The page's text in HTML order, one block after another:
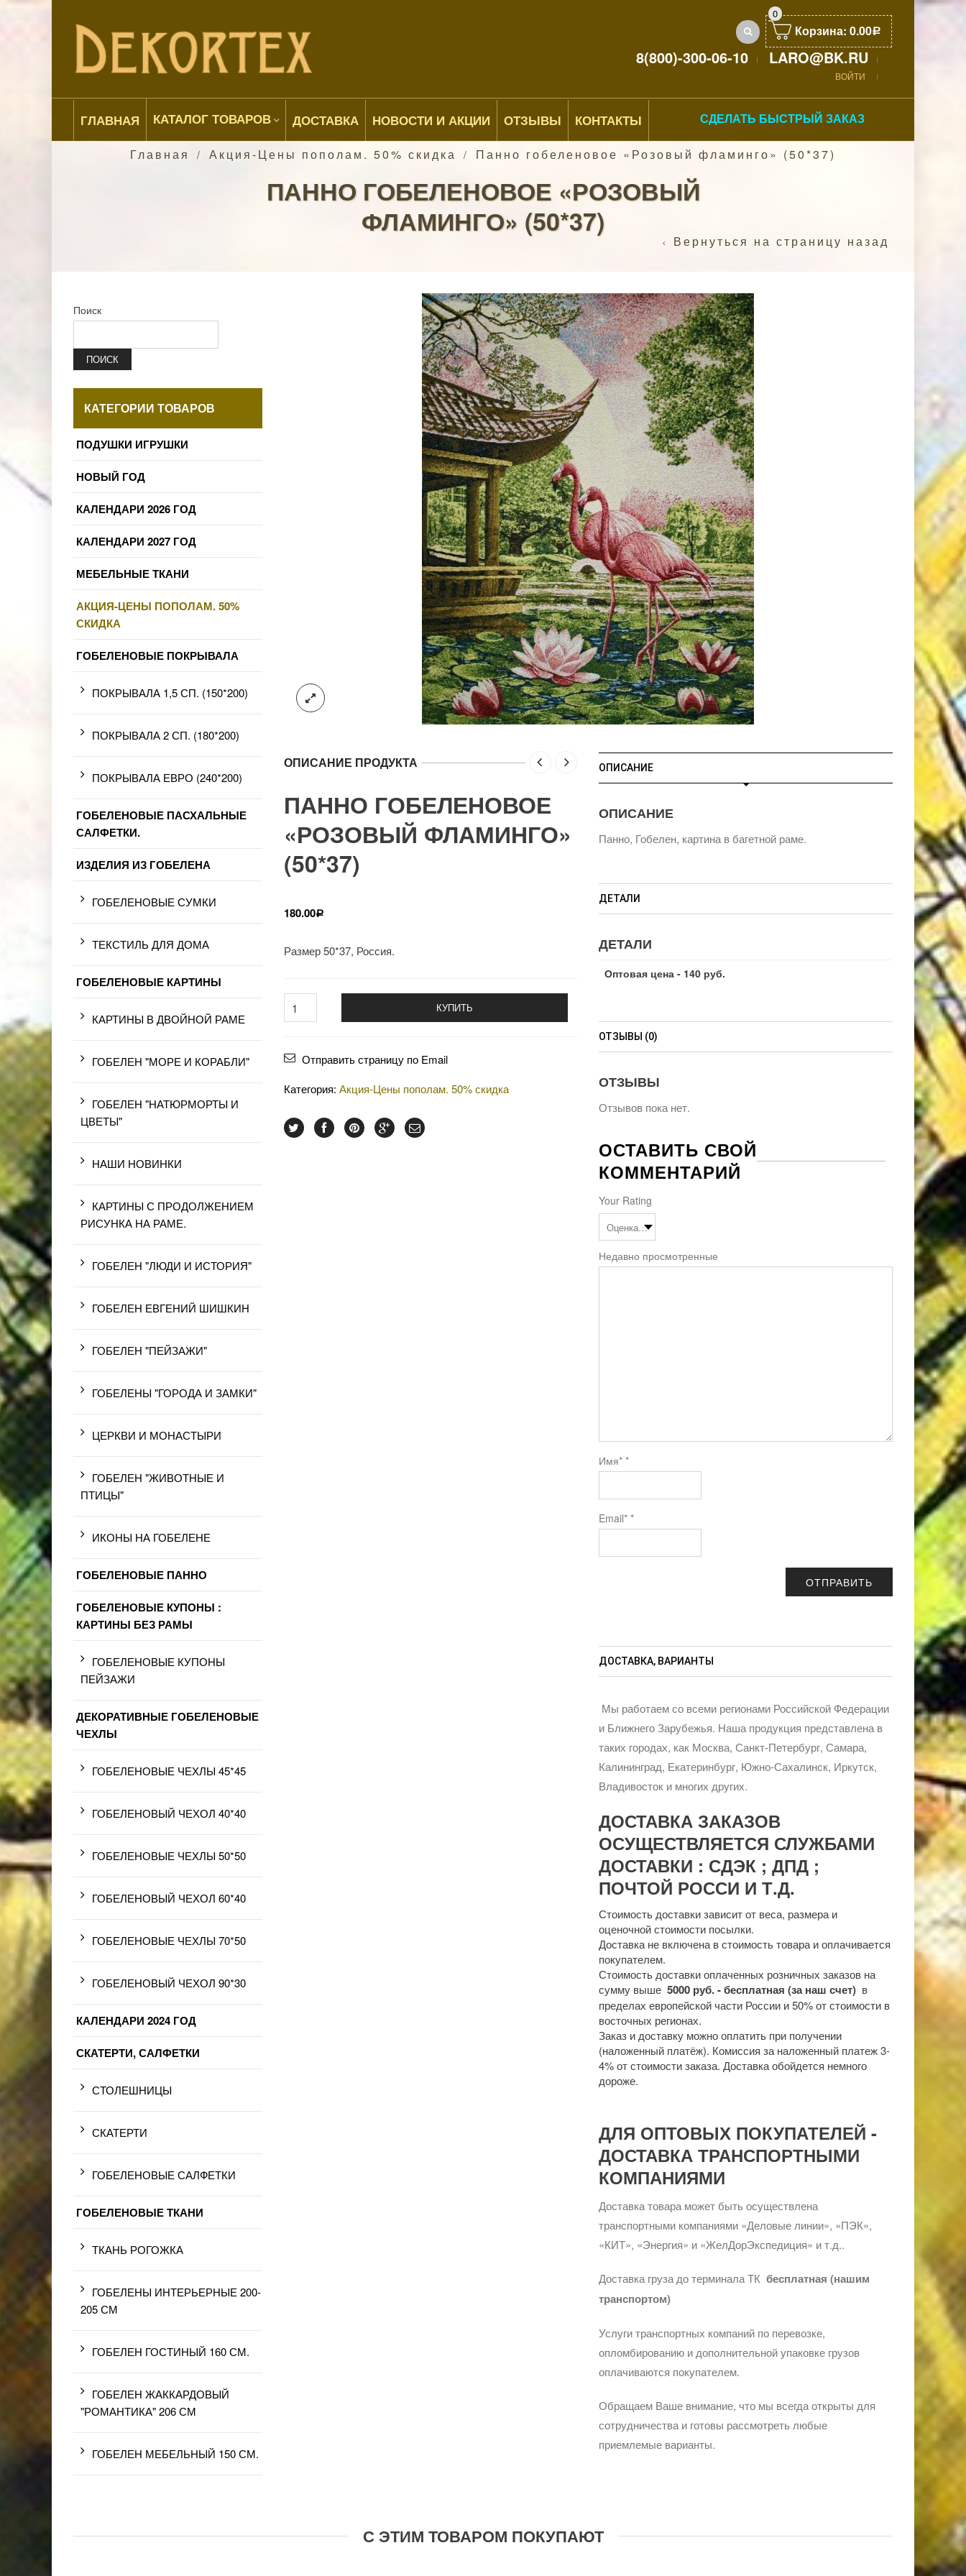
0
Корзина: 0.00Р
8(800)-300-06-10 LARO@BK.RU
ВОЙТИ
ГЛАВНАЯ КАТАЛОГ ТОВАРОВ ДОСТАВКА НОВОСТИ И АКЦИИ ОТЗЫВЫ КОНТАКТЫ СДЕЛАТЬ БЫСТРЫЙ ЗАКАЗ
Главная / Акция-Цены пополам. 50% скидка / Панно гобеленовое «Розовый фламинго» (50*37)
ПАННО ГОБЕЛЕНОВОЕ «РОЗОВЫЙ
ФЛАМИНГО» (50*37)
Вернуться на страницу назад
ОПИСАНИЕ ПРОДУКТА
ПАННО ГОБЕЛЕНОВОЕ
«РОЗОВЫЙ ФЛАМИНГО»
(50*37)
180.00Р
Размер 50*37, Россия.
КУПИТЬ
Отправить страницу по Email
Категория: Акция-Цены пополам. 50% скидка
ОПИСАНИЕ
ОПИСАНИЕ
Панно, Гобелен, картина в багетной раме.
ДЕТАЛИ
ДЕТАЛИ
Оптовая цена - 140 руб.
ОТЗЫВЫ (0)
ОТЗЫВЫ
Отзывов пока нет.
ОСТАВИТЬ СВОЙ
КОММЕНТАРИЙ
Your Rating
Недавно просмотренные
Имя**
Email**
ДОСТАВКА, ВАРИАНТЫ
Мы работаем со всеми регионами Российской Федерации
и Ближнего Зарубежья. Наша продукция представлена в
таких городах, как Москва, Санкт-Петербург, Самара,
Калининград, Екатеринбург, Южно-Сахалинск, Иркутск,
Владивосток и многих других.
ДОСТАВКА ЗАКАЗОВ
ОСУЩЕСТВЛЯЕТСЯ СЛУЖБАМИ
ДОСТАВКИ : СДЭК ; ДПД ;
ПОЧТОЙ РОССИ И Т.Д.
Стоимость доставки зависит от веса, размера и
оценочной стоимости посылки.
Доставка не включена в стоимость товара и оплачивается
покупателем.
Стоимость доставки оплаченных розничных заказов на
сумму выше 5000 руб. - бесплатная (за наш счет) в
пределах европейской части России и 50% от стоимости в
восточных регионах.
Заказ и доставку можно оплатить при получении
(наложенный платёж). Комиссия за наложенный платеж 3-
4% от стоимости заказа. Доставка обойдется немного
дороже.
ДЛЯ ОПТОВЫХ ПОКУПАТЕЛЕЙ -
ДОСТАВКА ТРАНСПОРТНЫМИ
КОМПАНИЯМИ
Доставка товара может быть осуществлена
транспортными компаниями «Деловые линии», «ПЭК»,
«КИТ», «Энергия» и «ЖелДорЭкспедиция» и т.д..
Доставка груза до терминала ТКбесплатная (нашим
транспортом)
Услуги транспортных компаний по перевозке,
опломбированию и дополнительной упаковке грузов
оплачиваются покупателем.
Обращаем Ваше внимание, что мы всегда открыты для
сотрудничества и готовы рассмотреть любые
приемлемые варианты.
Поиск
ПОИСК
КАТЕГОРИИ ТОВАРОВ
ПОДУШКИ ИГРУШКИ
НОВЫЙ ГОД
КАЛЕНДАРИ 2026 ГОД
КАЛЕНДАРИ 2027 ГОД
МЕБЕЛЬНЫЕ ТКАНИ
АКЦИЯ-ЦЕНЫ ПОПОЛАМ. 50%
СКИДКА
ГОБЕЛЕНОВЫЕ ПОКРЫВАЛА
ПОКРЫВАЛА 1,5 СП. (150*200)
ПОКРЫВАЛА 2 СП. (180*200)
ПОКРЫВАЛА ЕВРО (240*200)
ГОБЕЛЕНОВЫЕ ПАСХАЛЬНЫЕ
САЛФЕТКИ.
ИЗДЕЛИЯ ИЗ ГОБЕЛЕНА
ГОБЕЛЕНОВЫЕ СУМКИ
ТЕКСТИЛЬ ДЛЯ ДОМА
ГОБЕЛЕНОВЫЕ КАРТИНЫ
КАРТИНЫ В ДВОЙНОЙ РАМЕ
ГОБЕЛЕН "МОРЕ И КОРАБЛИ"
ГОБЕЛЕН "НАТЮРМОРТЫ И
ЦВЕТЫ"
НАШИ НОВИНКИ
КАРТИНЫ С ПРОДОЛЖЕНИЕМ
РИСУНКА НА РАМЕ.
ГОБЕЛЕН "ЛЮДИ И ИСТОРИЯ"
ГОБЕЛЕН ЕВГЕНИЙ ШИШКИН
ГОБЕЛЕН "ПЕЙЗАЖИ"
ГОБЕЛЕНЫ "ГОРОДА И ЗАМКИ"
ЦЕРКВИ И МОНАСТЫРИ
ГОБЕЛЕН "ЖИВОТНЫЕ И
ПТИЦЫ"
ИКОНЫ НА ГОБЕЛЕНЕ
ГОБЕЛЕНОВЫЕ ПАННО
ГОБЕЛЕНОВЫЕ КУПОНЫ :
КАРТИНЫ БЕЗ РАМЫ
ГОБЕЛЕНОВЫЕ КУПОНЫ
ПЕЙЗАЖИ
ДЕКОРАТИВНЫЕ ГОБЕЛЕНОВЫЕ
ЧЕХЛЫ
ГОБЕЛЕНОВЫЕ ЧЕХЛЫ 45*45
ГОБЕЛЕНОВЫЙ ЧЕХОЛ 40*40
ГОБЕЛЕНОВЫЕ ЧЕХЛЫ 50*50
ГОБЕЛЕНОВЫЙ ЧЕХОЛ 60*40
ГОБЕЛЕНОВЫЕ ЧЕХЛЫ 70*50
ГОБЕЛЕНОВЫЙ ЧЕХОЛ 90*30
КАЛЕНДАРИ 2024 ГОД
СКАТЕРТИ, САЛФЕТКИ
СТОЛЕШНИЦЫ
СКАТЕРТИ
ГОБЕЛЕНОВЫЕ САЛФЕТКИ
ГОБЕЛЕНОВЫЕ ТКАНИ
ТКАНЬ РОГОЖКА
ГОБЕЛЕНЫ ИНТЕРЬЕРНЫЕ 200-
205 СМ
ГОБЕЛЕН ГОСТИНЫЙ 160 СМ.
ГОБЕЛЕН ЖАККАРДОВЫЙ
"РОМАНТИКА" 206 СМ
ГОБЕЛЕН МЕБЕЛЬНЫЙ 150 СМ.
С ЭТИМ ТОВАРОМ ПОКУПАЮТ